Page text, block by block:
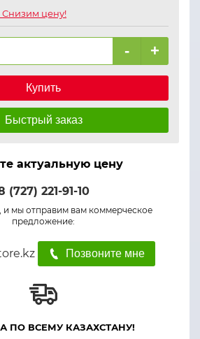
цену!
- +
Купить
Быстрый заказ
актуальную цену
(727) 221-91-10
мы отправим вам коммерческое
предложение:
Позвоните мне
ПО ВСЕМУ КАЗАХСТАНУ!